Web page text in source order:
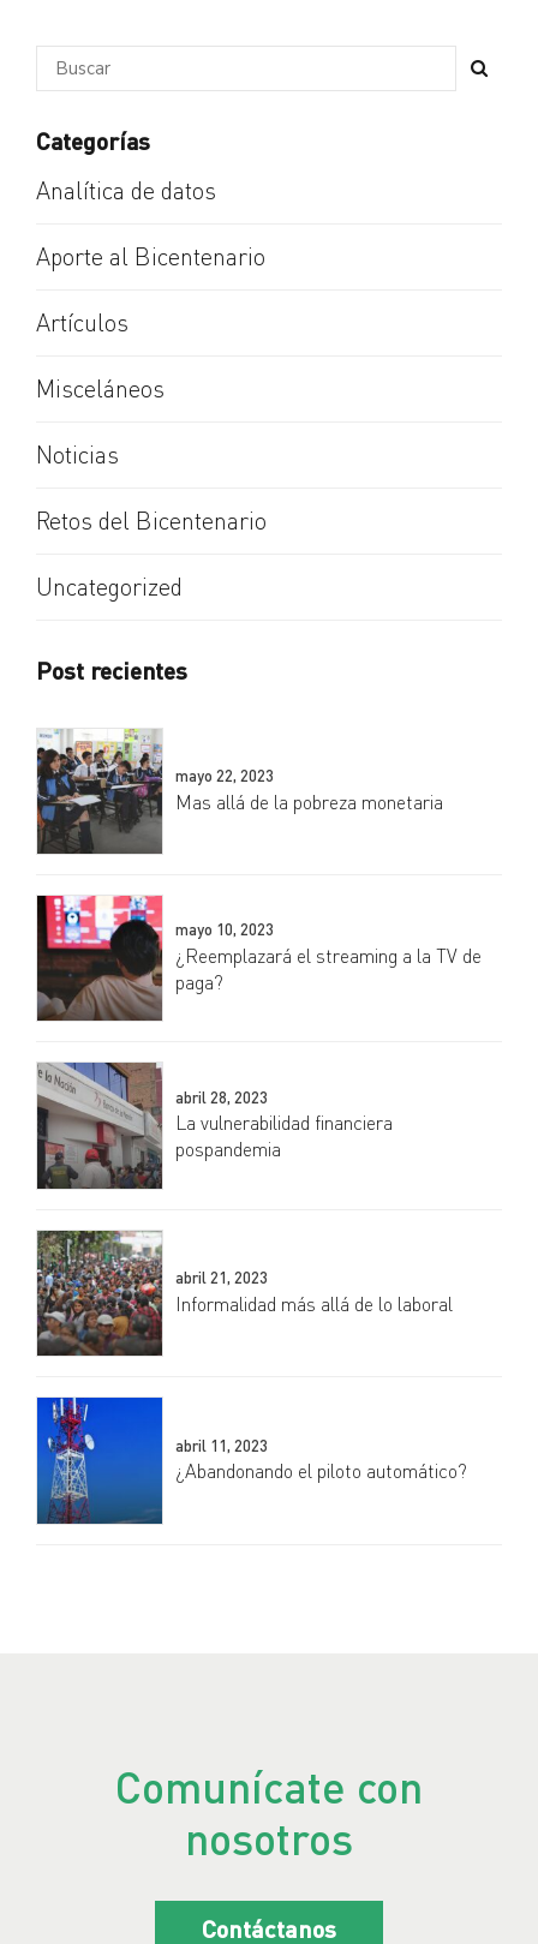
Categorías
Analítica de datos
Aporte al Bicentenario
Artículos
Misceláneos
Noticias
Retos del Bicentenario
Uncategorized
Post recientes
mayo 22, 2023
Mas allá de la pobreza monetaria
mayo 10, 2023
¿Reemplazará el streaming a la TV de
paga?
abril 28, 2023
La vulnerabilidad financiera
pospandemia
abril 21, 2023
Informalidad más allá de lo laboral
abril 11, 2023
¿Abandonando el piloto automático?
Comunícate con
nosotros
Contáctanos